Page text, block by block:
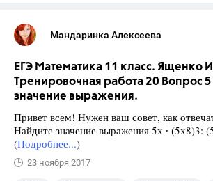
Мандаринка Алексеева
ЕГЭ Математика 11 класс. Ященко
Тренировочная работа 20 Вопрос
значение выражения.
Привет всем! Нужен ваш совет, как
Найдите значение выражения 5х ∙ (5х8)3:
(Подробнее...)
23 ноября 2017